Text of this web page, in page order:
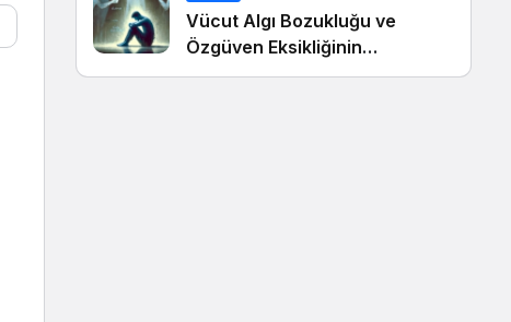
Vücut Algı Bozukluğu ve
Özgüven Eksikliğinin
Görünmeyen Kökleri